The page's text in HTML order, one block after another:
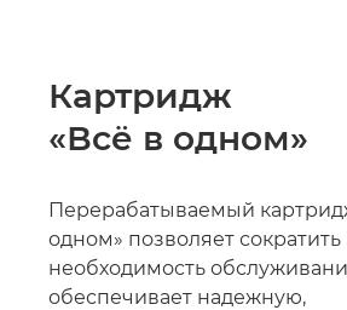
Картридж
«Всё в одном»
Перерабатываемый
одном» позволяет сократить
необходимость
обеспечивает надежную,